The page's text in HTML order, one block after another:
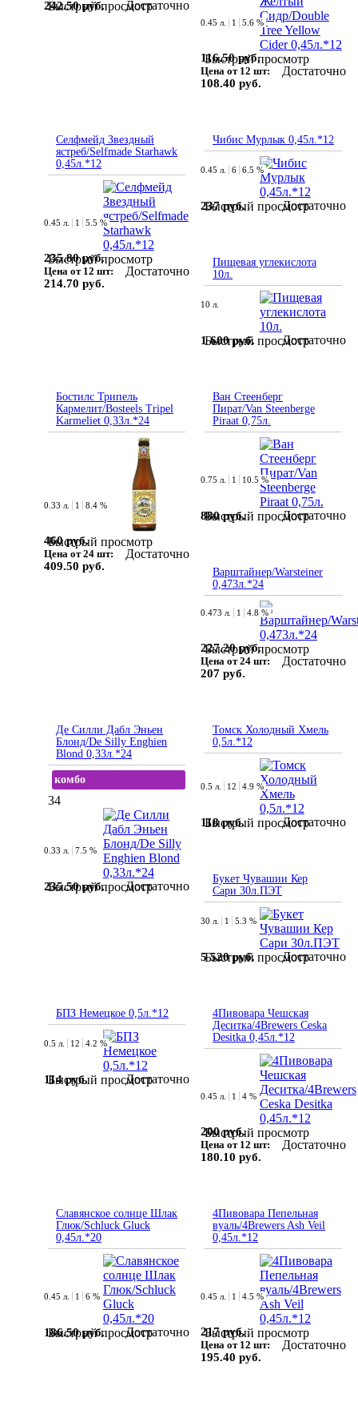
Быстрый просмотр
242.50 руб. Достаточно
Быстрый просмотр
0.45 л. 1 5.6 %
116.50 руб.
Цена от 12 шт:
108.40 руб.
Достаточно
Селфмейд Звездный
ястреб/Selfmade Starhawk
0,45л.*12
Быстрый просмотр
0.45 л. 1 5.5 %
235.80 руб.
Цена от 12 шт:
214.70 руб.
Достаточно
Чибис Мурлык 0,45л.*12
Быстрый просмотр
0.45 л. 6 6.5 %
237 руб. Достаточно
Пищевая углекислота
10л.
Быстрый просмотр
10 л.
1 600 руб. Достаточно
Бостилс Трипель
Кармелит/Bosteels Tripel
Karmeliet 0,33л.*24
Быстрый просмотр
0.33 л. 1 8.4 %
460 руб.
Цена от 24 шт:
409.50 руб.
Достаточно
Ван Стеенберг
Пират/Van Steenberge
Piraat 0,75л.
Быстрый просмотр
0.75 л. 1 10.5 %
880 руб. Достаточно
Варштайнер/Warsteiner
0,473л.*24
Быстрый просмотр
0.473 л. 1 4.8 %
227.20 руб.
Цена от 24 шт:
207 руб.
Достаточно
Де Силли Дабл Эньен
Блонд/De Silly Enghien
Blond 0,33л.*24
комбо
34
Быстрый просмотр
0.33 л. 7.5 %
235.50 руб. Достаточно
Томск Холодный Хмель
0,5л.*12
Быстрый просмотр
0.5 л. 12 4.9 %
118 руб. Достаточно
Букет Чувашии Кер
Сари 30л.ПЭТ
Быстрый просмотр
30 л. 1 5.3 %
5 520 руб. Достаточно
БПЗ Немецкое 0,5л.*12
Быстрый просмотр
0.5 л. 12 4.2 %
114 руб. Достаточно
4Пивовара Чешская
Деситка/4Brewers Ceska
Desitka 0,45л.*12
Быстрый просмотр
0.45 л. 1 4 %
200 руб.
Цена от 12 шт:
180.10 руб.
Достаточно
Славянское солнце Шлак
Глюк/Schluck Gluck
0,45л.*20
Быстрый просмотр
0.45 л. 1 6 %
186.50 руб. Достаточно
4Пивовара Пепельная
вуаль/4Brewers Ash Veil
0,45л.*12
Быстрый просмотр
0.45 л. 1 4.5 %
217 руб.
Цена от 12 шт:
195.40 руб.
Достаточно